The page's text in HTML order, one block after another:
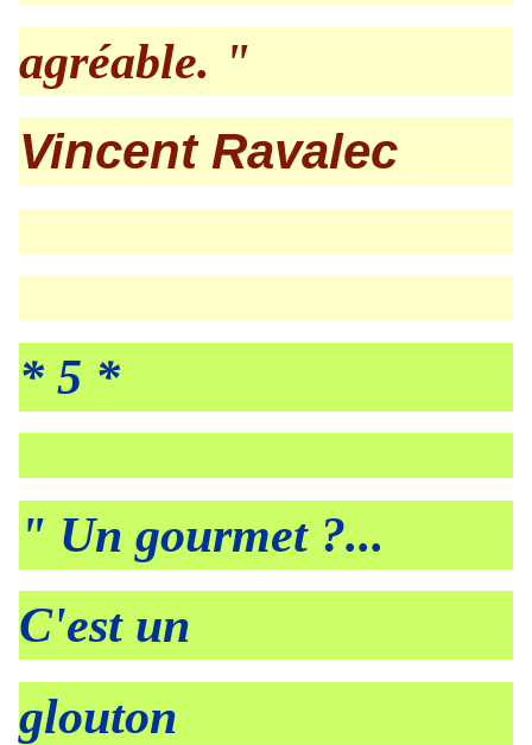
agréable. "
Vincent Ravalec
* 5 *
" Un gourmet ?...
C'est un
glouton